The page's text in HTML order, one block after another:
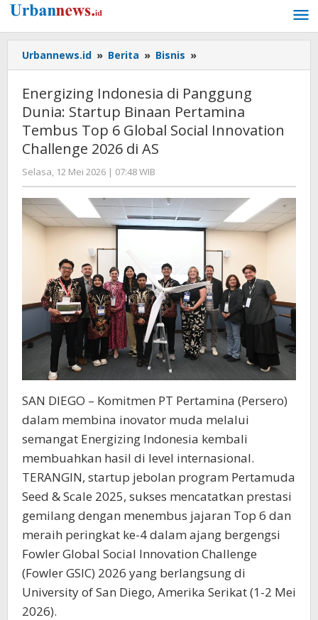
Lewati
konten
Urbannews.id » Berita » Bisnis »
Indonesia
Panggung
Dunia:
Startup
Top
Global
Social
Innovation
Challenge
2026
di
AS
Energizing Indonesia di Panggung
Dunia: Startup Binaan Pertamina
Tembus Top 6 Global Social Innovation
Challenge 2026 di AS
Selasa, 12 Mei 2026 | 07:48 WIB
Editor
SAN DIEGO – Komitmen PT Pertamina (Persero)
dalam membina inovator muda melalui
semangat Energizing Indonesia kembali
membuahkan hasil di level internasional.
TERANGIN, startup jebolan program Pertamuda
Seed & Scale 2025, sukses mencatatkan prestasi
gemilang dengan menembus jajaran Top 6 dan
meraih peringkat ke-4 dalam ajang bergengsi
Fowler Global Social Innovation Challenge
(Fowler GSIC) 2026 yang berlangsung di
University of San Diego, Amerika Serikat (1-2 Mei
2026).